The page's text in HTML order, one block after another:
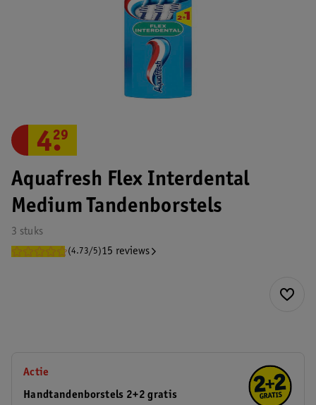
Aquafresh Flex Interdental
Medium Tandenborstels
3 stuks
(4.73/5)15 reviews
4.
29
Actie
Handtandenborstels 2+2 gratis